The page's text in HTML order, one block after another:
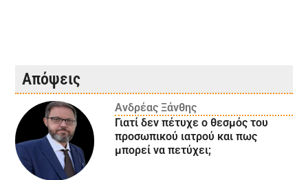
Απόψεις
Ανδρέας Ξάνθης
Γιατί δεν πέτυχε ο θεσμός του
προσωπικού ιατρού και πως
μπορεί να πετύχει;